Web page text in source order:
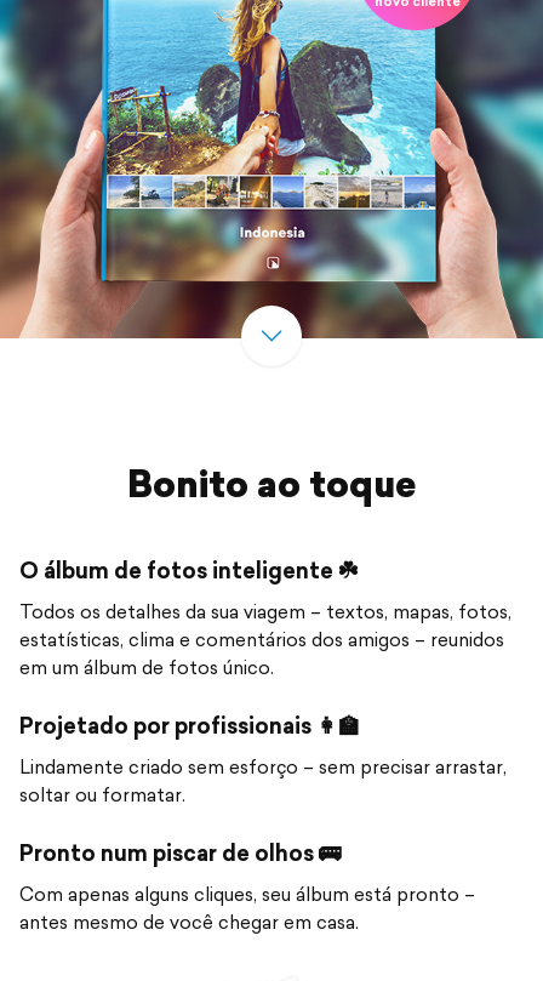
Bonito ao toque
O álbum de fotos inteligente ☘️
Todos os detalhes da sua viagem – textos, mapas, fotos,
estatísticas, clima e comentários dos amigos – reunidos
em um álbum de fotos único.
Projetado por profissionais 👩‍🏫
Lindamente criado sem esforço – sem precisar arrastar,
soltar ou formatar.
Pronto num piscar de olhos 🚌
Com apenas alguns cliques, seu álbum está pronto –
antes mesmo de você chegar em casa.